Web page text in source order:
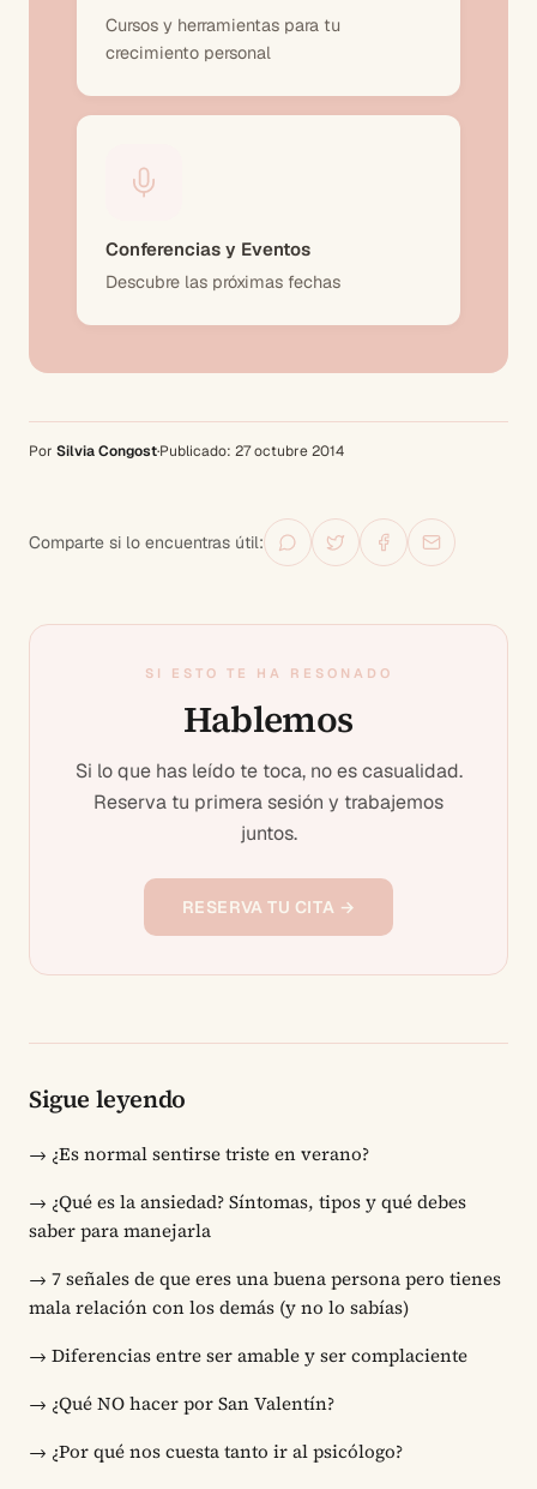
Cursos y herramientas para tu
crecimiento personal
Conferencias y Eventos
Descubre las próximas fechas
Por Silvia Congost·Publicado: 27 octubre 2014
Comparte si lo encuentras útil:
SI ESTO TE HA RESONADO
Hablemos
Si lo que has leído te toca, no es casualidad.
Reserva tu primera sesión y trabajemos
juntos.
RESERVA TU CITA →
Sigue leyendo
→ ¿Es normal sentirse triste en verano?
→ ¿Qué es la ansiedad? Síntomas, tipos y qué debes
saber para manejarla
→ 7 señales de que eres una buena persona pero tienes
mala relación con los demás (y no lo sabías)
→ Diferencias entre ser amable y ser complaciente
→ ¿Qué NO hacer por San Valentín?
→ ¿Por qué nos cuesta tanto ir al psicólogo?